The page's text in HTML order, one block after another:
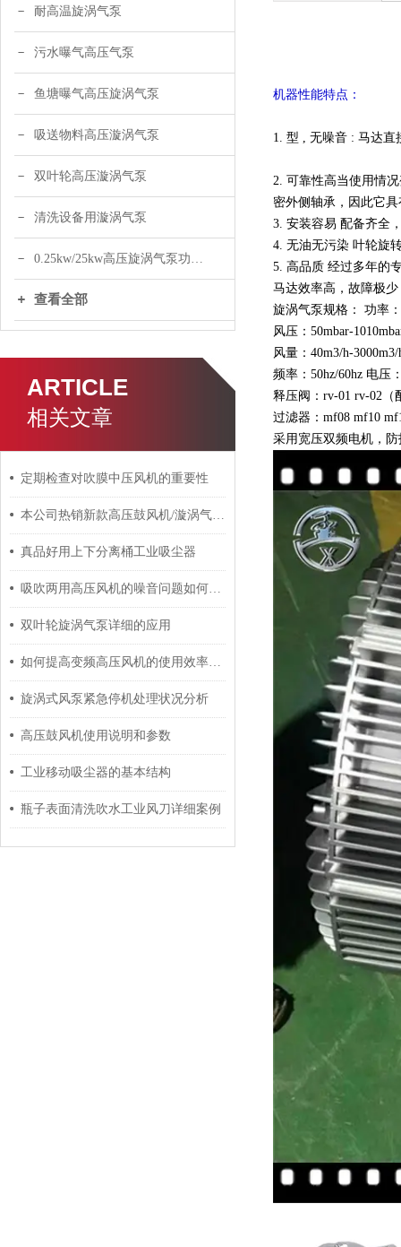
耐高温旋涡气泵
污水曝气高压气泵
鱼塘曝气高压旋涡气泵
吸送物料高压漩涡气泵
双叶轮高压漩涡气泵
清洗设备用漩涡气泵
0.25kw/25kw高压旋涡气泵功率选型
查看全部
ARTICLE
相关文章
定期检查对吹膜中压风机的重要性
本公司热销新款高压鼓风机/漩涡气泵热卖报价
真品好用上下分离桶工业吸尘器
吸吹两用高压风机的噪音问题如何处理
双叶轮旋涡气泵详细的应用
如何提高变频高压风机的使用效率和工作年限
旋涡式风泵紧急停机处理状况分析
高压鼓风机使用说明和参数
工业移动吸尘器的基本结构
瓶子表面清洗吹水工业风刀详细案例​
机器性能特点：
1. 型 , 无噪音 : 马达
2. 可靠性高当使用情
密外侧轴承，因此它
3. 安装容易 配备齐全
4. 无油无污染 叶轮旋
5. 高品质 经过多年的
马达效率高，故障极
旋涡气泵规格： 功率
风压：50mbar-
风量：40m3/h-
频率：50hz/60hz 电压
释压阀：rv-01 rv-02（
过滤器：mf08 mf10
采用宽压双频电机，